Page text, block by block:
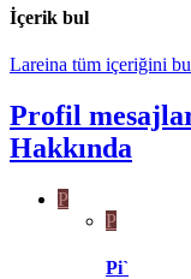
İçerik bul
Lareina tüm içeriğini
Profil
Hakkında
P
P
Pi`